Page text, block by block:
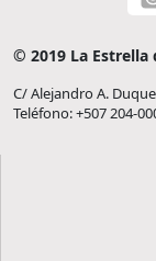
© 2019 La Estrella
C/ Alejandro A.
Teléfono: +507 204-